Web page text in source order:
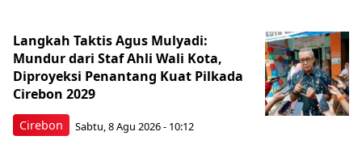
Cirebon
Langkah Taktis Agus Mulyadi:
Mundur dari Staf Ahli Wali Kota,
Diproyeksi Penantang Kuat Pilkada
Cirebon 2029
Sabtu, 8 Agu 2026 - 10:12